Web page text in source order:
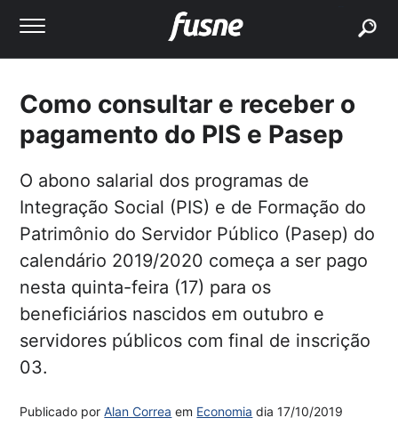
Como consultar e receber o
pagamento do PIS e Pasep
O abono salarial dos programas de
Integração Social (PIS) e de Formação do
Patrimônio do Servidor Público (Pasep) do
calendário 2019/2020 começa a ser pago
nesta quinta-feira (17) para os
beneficiários nascidos em outubro e
servidores públicos com final de inscrição
03.
Publicado porAlan Correa em Economia dia17/10/2019